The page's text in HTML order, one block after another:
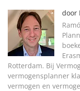
door
Rotterdam. Bij
vermogensplanner
vermogen en